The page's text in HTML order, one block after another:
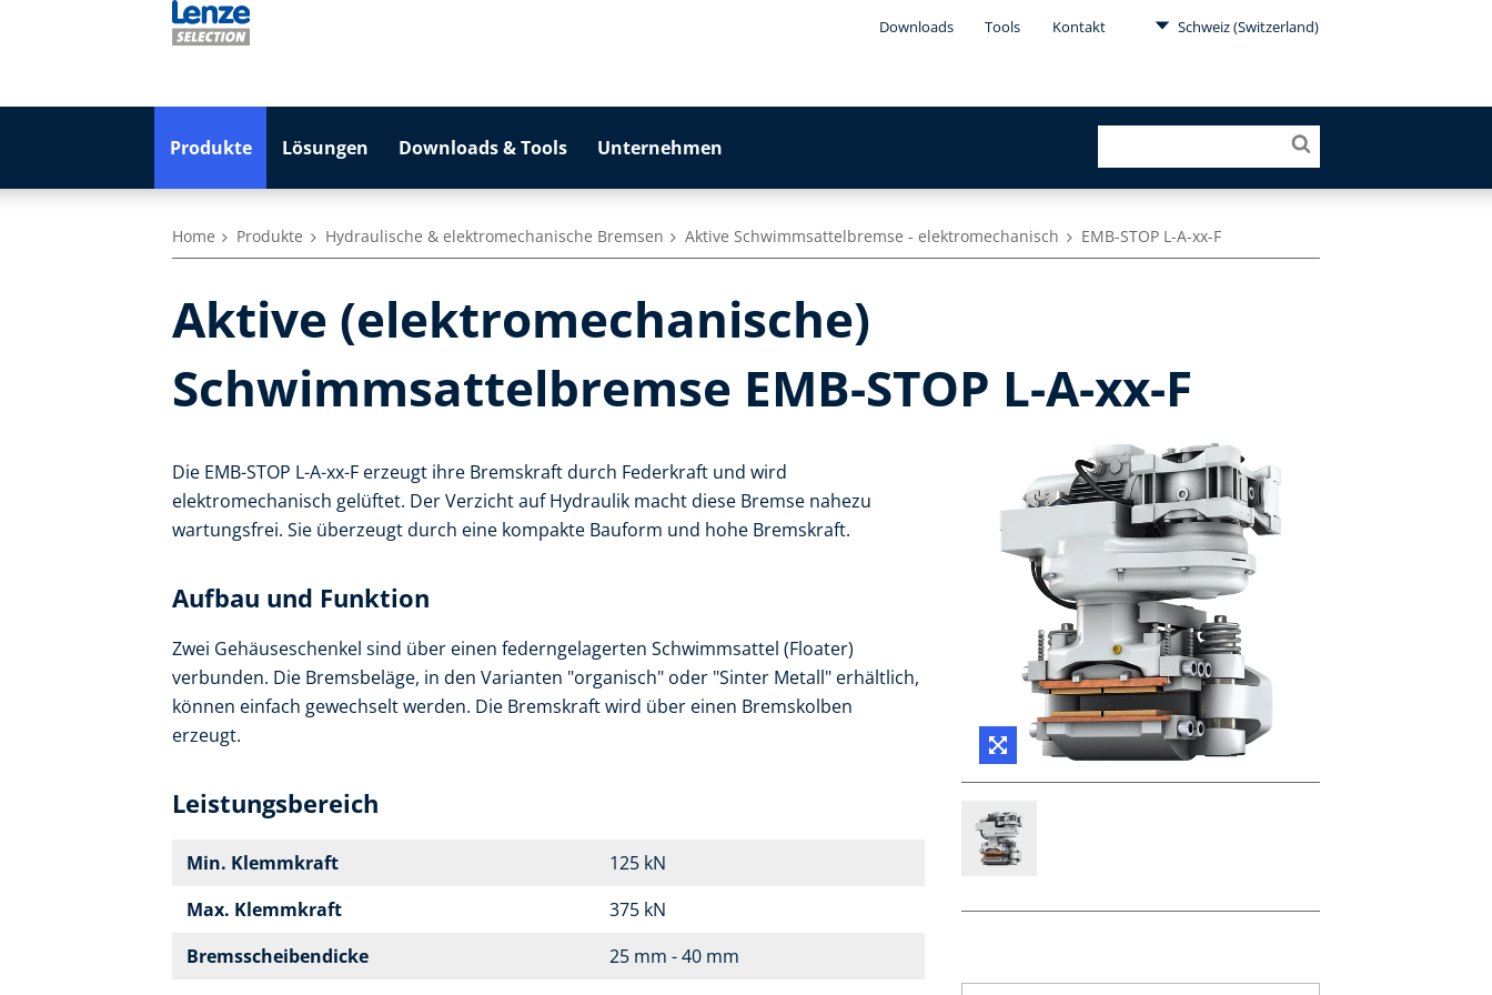
Downloads Tools Kontakt Schweiz (Switzerland)
Produkte Lösungen Downloads & Tools Unternehmen
Home Produkte Hydraulische & elektromechanische Bremsen Aktive Schwimmsattelbremse - elektromechanisch EMB-STOP L-A-xx-F
Aktive (elektromechanische)
Schwimmsattelbremse EMB-STOP L-A-xx-F
Die EMB-STOP L-A-xx-F erzeugt ihre Bremskraft durch Federkraft und wird
elektromechanisch gelüftet. Der Verzicht auf Hydraulik macht diese Bremse nahezu
wartungsfrei. Sie überzeugt durch eine kompakte Bauform und hohe Bremskraft.
Aufbau und Funktion
Zwei Gehäuseschenkel sind über einen federngelagerten Schwimmsattel (Floater)
verbunden. Die Bremsbeläge, in den Varianten "organisch" oder "Sinter Metall" erhältlich,
können einfach gewechselt werden. Die Bremskraft wird über einen Bremskolben
erzeugt.
Leistungsbereich
Min. Klemmkraft
125 kN
Max. Klemmkraft
375 kN
Bremsscheibendicke
25 mm - 40 mm